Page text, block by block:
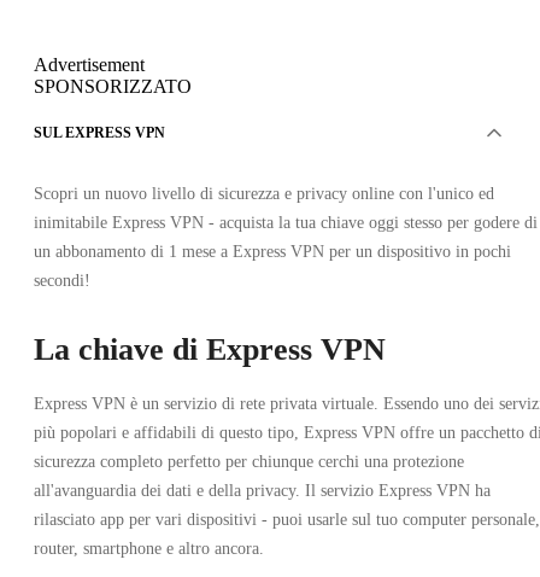
Advertisement
SPONSORIZZATO
SUL EXPRESS VPN
Scopri un nuovo livello di sicurezza e privacy online con l'unico ed
inimitabile Express VPN - acquista la tua chiave oggi stesso per godere di
un abbonamento di 1 mese a Express VPN per un dispositivo in pochi
secondi!
La chiave di Express VPN
Express VPN è un servizio di rete privata virtuale. Essendo uno dei
più popolari e affidabili di questo tipo, Express VPN offre un pacchetto
sicurezza completo perfetto per chiunque cerchi una protezione
all'avanguardia dei dati e della privacy. Il servizio Express VPN ha
rilasciato app per vari dispositivi - puoi usarle sul tuo computer personale,
router, smartphone e altro ancora.